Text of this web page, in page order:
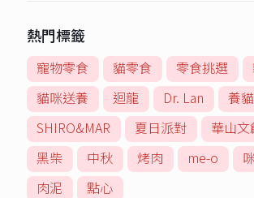
熱門標籤
寵物零食 貓零食 零食挑選
貓咪送養
迴龍 Dr. Lan
養
SHIRO&MAR
夏日派對 華山文
黑柴
中秋 烤肉 me-o
肉泥
點心